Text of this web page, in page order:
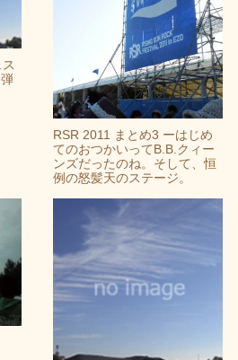
RSR 2011 まとめ3 ーはじめ
てのおつかいってB.B.クィー
ンズだったのね。そして、恒
例の怒髪天のステージ。